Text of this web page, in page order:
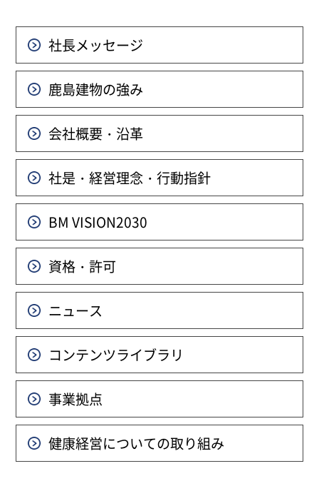
社長メッセージ
鹿島建物の強み
会社概要・沿革
社是・経営理念・行動指針
BM VISION2030
資格・許可
ニュース
コンテンツライブラリ
事業拠点
健康経営についての取り組み